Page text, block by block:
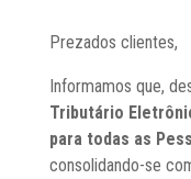
Prezados clientes,
Informamos que,
Tributário
para todas as
consolidando-se